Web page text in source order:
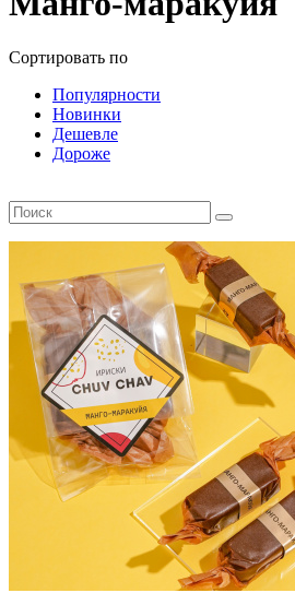
Сортировать по
Популярности
Новинки
Дешевле
Дороже